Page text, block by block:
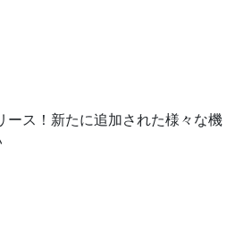
ース！新たに追加された様々な機